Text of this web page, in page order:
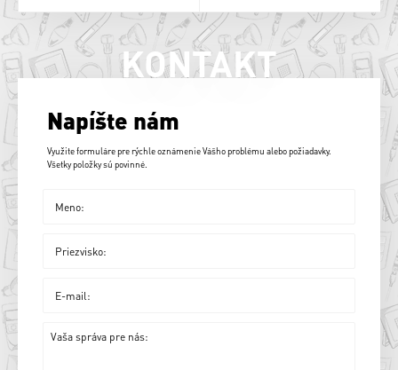
KONTAKT
Napíšte nám
Využite formuláre pre rýchle oznámenie Vášho problému alebo požiadavky.
Všetky položky sú povinné.